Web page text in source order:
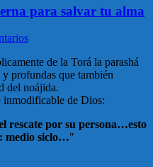
para salvar tu alma
de la Torá la parashá
profundas que también
del noájida.
inmodificable de Dios:
rescate por su persona…esto
medio siclo…"